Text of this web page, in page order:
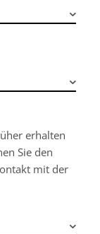
erhalten
Sie den
mit der